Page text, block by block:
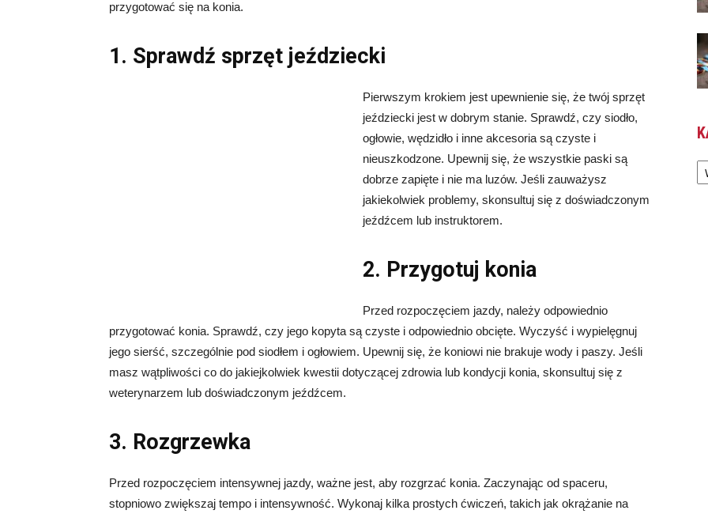
przygotować się na konia.
1. Sprawdź sprzęt jeździecki
Pierwszym krokiem jest upewnienie się, że twój sprzęt
jeździecki jest w dobrym stanie. Sprawdź, czy siodło,
ogłowie, wędzidło i inne akcesoria są czyste i
nieuszkodzone. Upewnij się, że wszystkie paski są
dobrze zapięte i nie ma luzów. Jeśli zauważysz
jakiekolwiek problemy, skonsultuj się z doświadczonym
jeźdźcem lub instruktorem.
2. Przygotuj konia
Przed rozpoczęciem jazdy, należy odpowiednio
przygotować konia. Sprawdź, czy jego kopyta są czyste i odpowiednio obcięte. Wyczyść i wypielęgnuj
jego sierść, szczególnie pod siodłem i ogłowiem. Upewnij się, że koniowi nie brakuje wody i paszy. Jeśli
masz wątpliwości co do jakiejkolwiek kwestii dotyczącej zdrowia lub kondycji konia, skonsultuj się z
weterynarzem lub doświadczonym jeźdźcem.
3. Rozgrzewka
Przed rozpoczęciem intensywnej jazdy, ważne jest, aby rozgrzać konia. Zaczynając od spaceru,
stopniowo zwiększaj tempo i intensywność. Wykonaj kilka prostych ćwiczeń, takich jak okrążanie na